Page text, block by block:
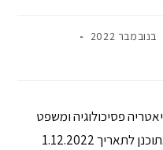
פסיכולוגיה ומשפט
1.12.2022